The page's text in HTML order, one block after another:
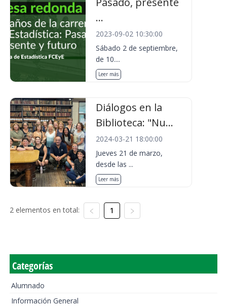
...
2023-09-02 10:30:00
Sábado 2 de septiembre,
de 10....
Leer más
Diálogos en la
Biblioteca: "Nu...
2024-03-21 18:00:00
Jueves 21 de marzo,
desde las ...
Leer más
2 elementos en total: 1
Categorías
Alumnado
Información General